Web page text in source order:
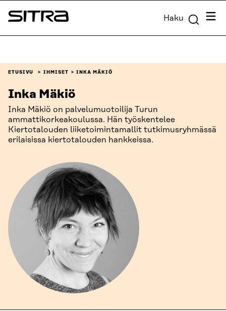
Siirry
suoraan
Sitra Haku
ETUSIVU IHMISET INKA MÄKIÖ
Inka Mäkiö
Inka Mäkiö on palvelumuotoilija Turun
ammattikorkeakoulussa. Hän työskentelee
Kiertotalouden liiketoimintamallit tutkimusryhmässä
erilaisissa kiertotalouden hankkeissa.